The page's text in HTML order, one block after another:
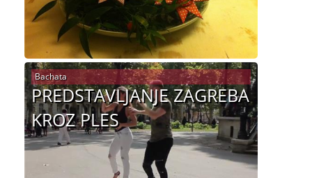
PREDSTAVLJANJE ZAGREBA
KROZ PLES
Bachata